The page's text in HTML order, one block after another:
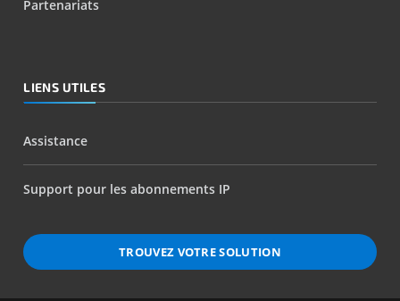
Partenariats
LIENS UTILES
Assistance
Support pour les abonnements IP
TROUVEZ VOTRE SOLUTION